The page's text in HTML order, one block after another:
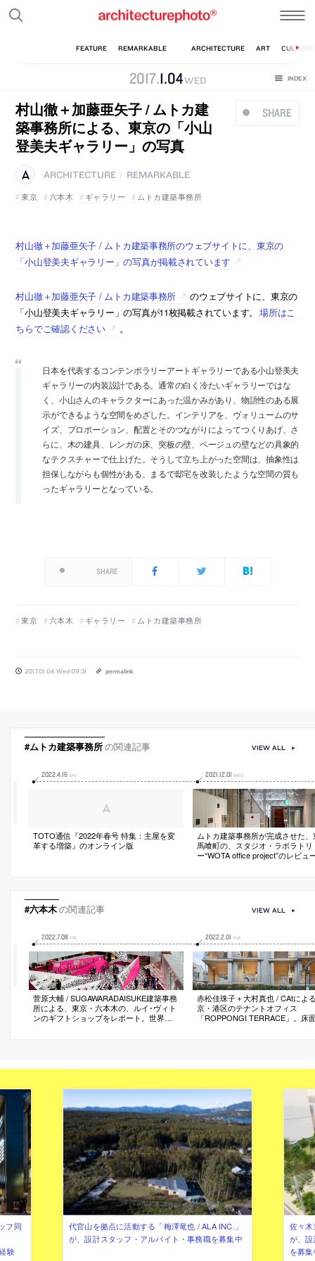
2017.1.04WED
SHARE
村山徹＋加藤亜矢子 / ムトカ建
築事務所による、東京の「小山
登美夫ギャラリー」の写真
ARCHITECTURE
REMARKABLE
東京
六本木 ギャラリー ムトカ建築事務所
村山徹＋加藤亜矢子 / ムトカ建築事務所のウェブサイトに、東京の
「小山登美夫ギャラリー」の写真が掲載されています
村山徹＋加藤亜矢子 / ムトカ建築事務所
のウェブサイトに、東京の
「小山登美夫ギャラリー」の写真が11枚掲載されています。 場所はこ
ちらでご確認ください
。
日本を代表するコンテンポラリーアートギャラリーである小山登美夫
ギャラリーの内装設計である。通常の白く冷たいギャラリーではな
く、小山さんのキャラクターにあった温かみがあり、物語性のある展
示ができるような空間をめざした。インテリアを、ヴォリュームのサ
イズ、プロポーション、配置とそのつながりによってつくりあげ、さ
らに、木の建具、レンガの床、突板の壁、ベージュの壁などの具象的
なテクスチャーで仕上げた。そうして立ち上がった空間は、抽象性は
担保しながらも個性がある、まるで邸宅を改装したような空間の質も
ったギャラリーとなっている。
SHARE
東京 六本木 ギャラリー ムトカ建築事務所
2017.01.04 Wed 09:31 permalink
#ムトカ建築事務所の関連記事
2022.4.16 SAT
TOTO通信『2022年春号 特集：主屋を変
革する増築』のオンライン版
2021 12.01 WED
ムトカ建築事務所が完成させた、
馬喰町の、スタジオ・ラボラトリ
ー“WOTA office project”のレビュ
越えた時に生まれるもの」
VIEW ALL
#六本木の関連記事
2022.7.08 FRI
菅原大輔 / SUGAWARADAISUKE建築事務
所による、東京・六本木の、ルイ･ヴィト
ンのギフトショップをレポート。世界巡
地らしさ”の具現化を目指し、東京の都市
る見え方の変化も意図
2022.2.01 TUE
赤松佳珠子＋大村真也 / CAtによ
京・港区のテナントオフィス
「ROPPONGI TERRACE」。床
に、地上階での採光等を考慮し公
うな建築”をつくる
VIEW ALL
フ同
験
代官山を拠点に活動する「梅澤竜也 / ALA INC.」
が、設計スタッフ・アルバイト・事務職を募集中
佐々
が、
を募